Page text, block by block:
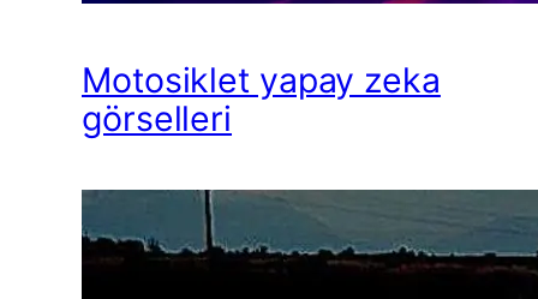
Motosiklet yapay zeka
görselleri